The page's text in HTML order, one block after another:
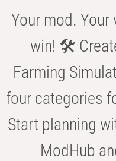
Your mod.
win! 🛠️
Farming
four categories
Start planning
ModHub